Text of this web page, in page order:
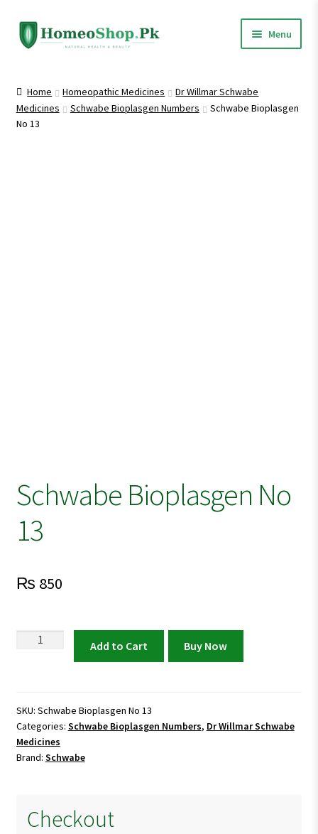
Skip
to
Skip
to
Menu
Shop All
Home Homeopathic Medicines
Dr Willmar Schwabe
Medicines
Schwabe Bioplasgen Numbers
Schwabe Bioplasgen
No 13
Schwabe Bioplasgen No
13
₨ 850
Schwabe
quantity
Add to Cart Buy Now
SKU: Schwabe Bioplasgen No 13
Categories: Schwabe Bioplasgen Numbers, Dr Willmar Schwabe
Medicines
Brand: Schwabe
Checkout